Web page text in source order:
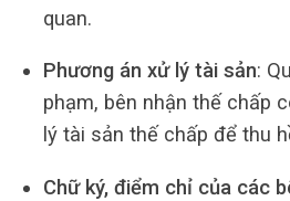
quan.
Phương án xử lý tài sản:
phạm, bên nhận thế chấp
lý tài sản thế chấp để thu
Chữ ký, điểm chỉ của các